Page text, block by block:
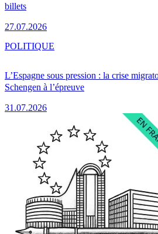
billets
27.07.2026
L’Espagne sous pression : la crise
Schengen à l’épreuve
31.07.2026
POLITIQUE